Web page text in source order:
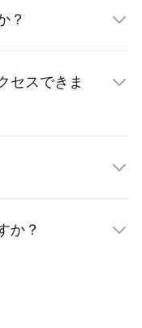
？
セスできま
か？